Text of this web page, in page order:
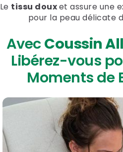
Le tissu douxet assure une
pour la peau délicate
AvecCoussin
Libérez-vous
Moments de